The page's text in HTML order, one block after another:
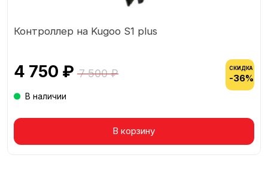
Товар в корзине
Контроллер на Kugoo S1 plus
4 750 ₽ 7 500 ₽ СКИДКА
-36%
В наличии
В корзину